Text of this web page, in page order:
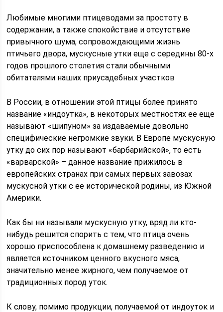
Любимые многими птицеводами за простоту в
содержании, а также спокойствие и отсутствие
привычного шума, сопровождающими жизнь
птичьего двора, мускусные утки еще с середины 80-х
годов прошлого столетия стали обычными
обитателями наших приусадебных участков
В России, в отношении этой птицы более принято
название «индоутка», в некоторых местностях ее еще
называют «шипуном» за издаваемые довольно
специфические негромкие звуки. В Европе мускусную
утку до сих пор называют «барбарийской», то есть
«варварской» – данное название прижилось в
европейских странах при самых первых завозах
мускусной утки с ее исторической родины, из Южной
Америки.
Как бы ни называли мускусную утку, вряд ли кто-
нибудь решится спорить с тем, что птица очень
хорошо приспособлена к домашнему разведению и
является источником ценного вкусного мяса,
значительно менее жирного, чем получаемое от
традиционных пород уток.
К слову, помимо продукции, получаемой от индоуток и